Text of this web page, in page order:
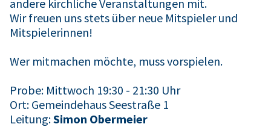
andere kirchliche Veranstaltungen mit.
Wir freuen uns stets über neue Mitspieler und
Mitspielerinnen!
Wer mitmachen möchte, muss vorspielen.
Probe: Mittwoch 19:30 - 21:30 Uhr
Ort: Gemeindehaus Seestraße 1
Leitung:Simon Obermeier